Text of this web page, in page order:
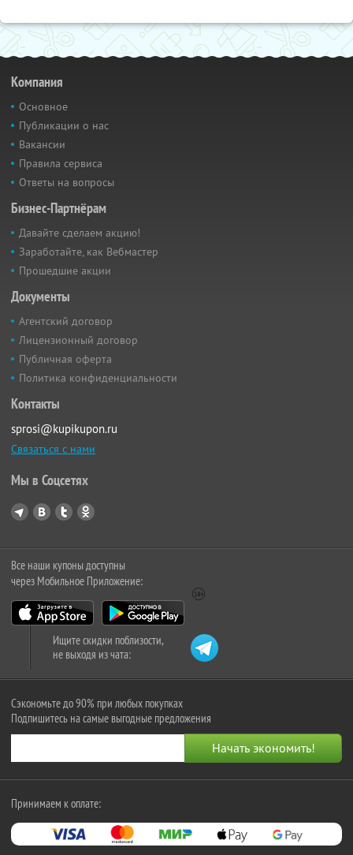
Компания
Основное
Публикации о нас
Вакансии
Правила сервиса
Ответы на вопросы
Бизнес-Партнёрам
Давайте сделаем акцию!
Заработайте, как Вебмастер
Прошедшие акции
Документы
Агентский договор
Лицензионный договор
Публичная оферта
Политика конфиденциальности
Контакты
sprosi@kupikupon.ru
Связаться с нами
Мы в Соцсетях
Все наши купоны доступны
через Мобильное Приложение:
Ищите скидки поблизости,
не выходя из чата:
Сэкономьте до 90% при любых покупках
Подпишитесь на самые выгодные предложения
Принимаем к оплате: